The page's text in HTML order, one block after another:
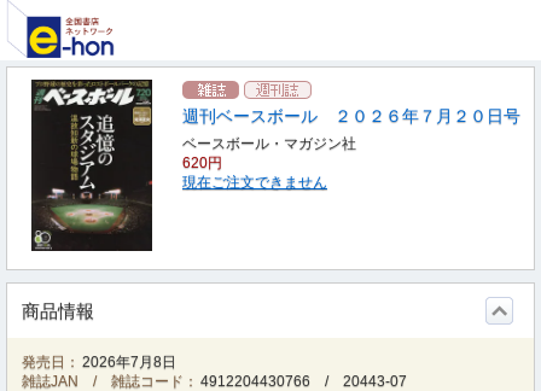
週刊ベースボール ２０２６年７月２０日号
ベースボール・マガジン社
620円
現在ご注文できません
商品情報
発売日： 2026年7月8日
雑誌JAN / 雑誌コード： 4912204430766 /20443-07